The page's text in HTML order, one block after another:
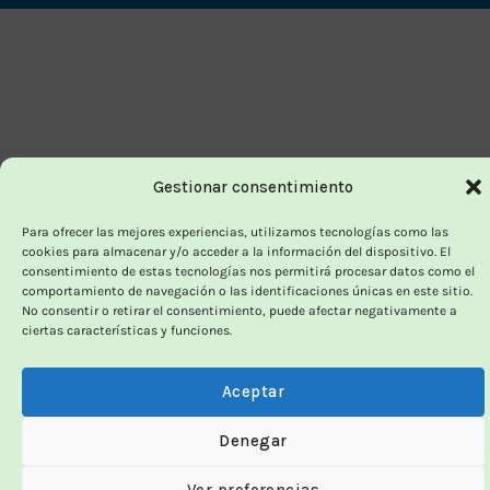
Gestionar consentimiento
Para ofrecer las mejores experiencias, utilizamos tecnologías como las
cookies para almacenar y/o acceder a la información del dispositivo. El
consentimiento de estas tecnologías nos permitirá procesar datos como el
comportamiento de navegación o las identificaciones únicas en este sitio.
No consentir o retirar el consentimiento, puede afectar negativamente a
ciertas características y funciones.
Aceptar
Denegar